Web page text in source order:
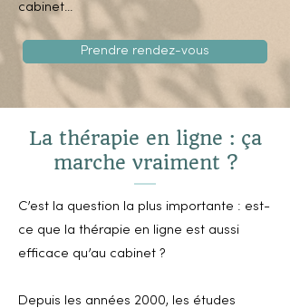
cabinet...
Prendre rendez-vous
La thérapie en ligne : ça
marche vraiment ?
C’est la question la plus importante : est-
ce que la thérapie en ligne est aussi
efficace qu’au cabinet ?
Depuis les années 2000, les études